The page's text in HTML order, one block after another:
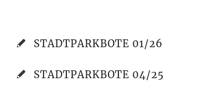
STADTPARKBOTE 01/26
STADTPARKBOTE 04/25